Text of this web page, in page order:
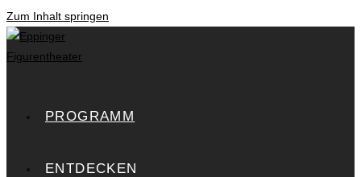
Zum Inhalt springen
PROGRAMM
ENTDECKEN